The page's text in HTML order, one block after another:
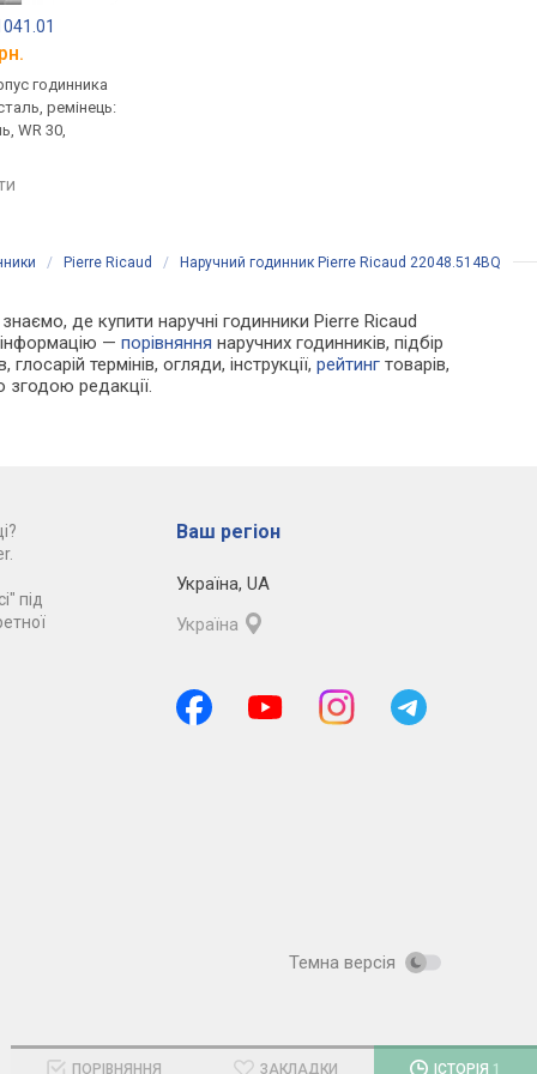
годинника
ремінець:
WR 30,
/ Pierre Ricaud / Наручний годинник Pierre Ricaud 22048.514BQ
де купити наручні годинники Pierre Ricaud
інформацію —порівняння наручних годинників, підбір
термінів, огляди, інструкції,рейтинг товарів,
згодою редакції.
під
Ваш регіон
Україна, UA
Україна
Темна версія
ПОРІВНЯННЯ ЗАКЛАДКИ ІСТОРІЯ 1